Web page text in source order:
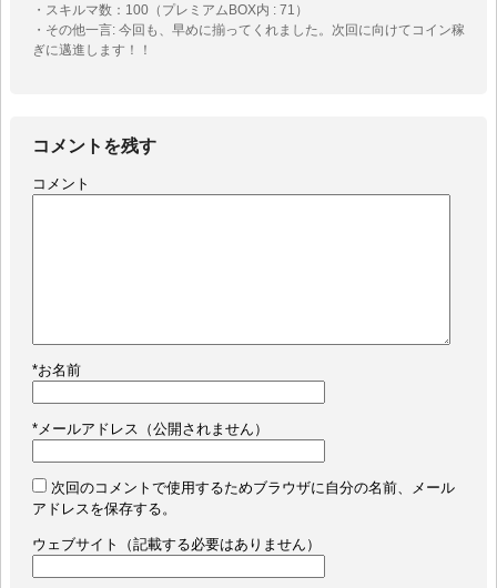
・スキルマ数：100（プレミアムBOX内 : 71）
・その他一言: 今回も、早めに揃ってくれました。次回に向けてコイン稼
ぎに邁進します！！
コメントを残す
コメント
*お名前
*メールアドレス（公開されません）
次回のコメントで使用するためブラウザに自分の名前、メール
アドレスを保存する。
ウェブサイト（記載する必要はありません）